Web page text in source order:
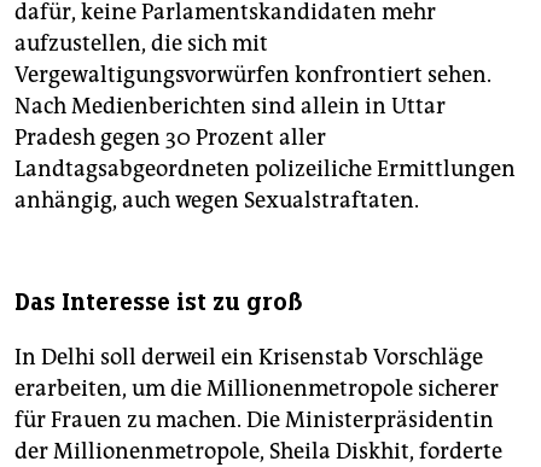
dafür, keine Parlamentskandidaten mehr
aufzustellen, die sich mit
Vergewaltigungsvorwürfen konfrontiert sehen.
Nach Medienberichten sind allein in Uttar
Pradesh gegen 30 Prozent aller
Landtagsabgeordneten polizeiliche Ermittlungen
anhängig, auch wegen Sexualstraftaten.
Das Interesse ist zu groß
In Delhi soll derweil ein Krisenstab Vorschläge
erarbeiten, um die Millionenmetropole sicherer
für Frauen zu machen. Die Ministerpräsidentin
der Millionenmetropole, Sheila Diskhit, forderte